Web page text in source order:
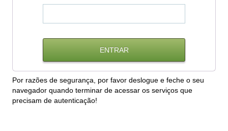
Por razões de segurança, por favor deslogue e feche o seu
navegador quando terminar de acessar os serviços que
precisam de autenticação!